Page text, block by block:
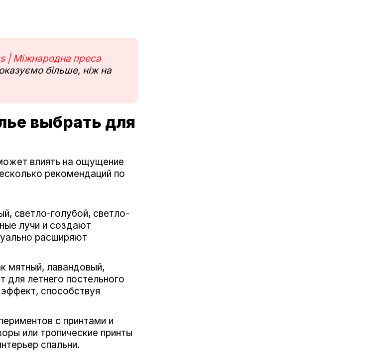
| Міжнародна преса
більше, ніж на
выбрать для
влиять на ощущение
рекомендаций по
светло-голубой, светло-
лучи и создают
расширяют
мятный, лавандовый,
летнего постельного
способствуя
с принтами и
или тропические принты
спальни.